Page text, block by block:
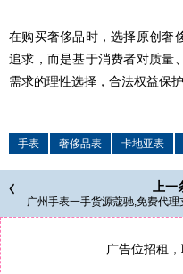
在购买奢侈品时，选择原创奢
追求，而是基于消费者对质量
需求的理性选择，合法权益保
手表 奢侈品表 卡地亚表
上一
广州手表一手货源蔻驰,免费代理
广告位招租